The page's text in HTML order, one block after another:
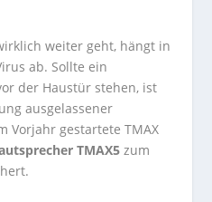
weiter geht, hängt in
ab. Sollte ein
der Haustür stehen, ist
ausgelassener
Vorjahr gestartete TMAX
TMAX5 zum